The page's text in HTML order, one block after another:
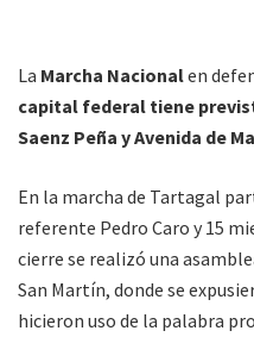
La Marcha Nacionalen
capital federal tiene
Saenz Peña y Avenida de
En la marcha de Tartagal
referente Pedro Caro y 15
cierre se realizó una
San Martín, donde se
hicieron uso de la palabra